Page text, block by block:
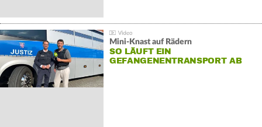
Mini-Knast auf Rädern
SO LÄUFT EIN
GEFANGENENTRANSPORT AB